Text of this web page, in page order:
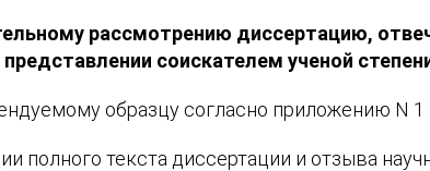
рассмотрению диссертацию,
соискателем ученой
образцу согласно приложению N
полного текста диссертации и отзыва